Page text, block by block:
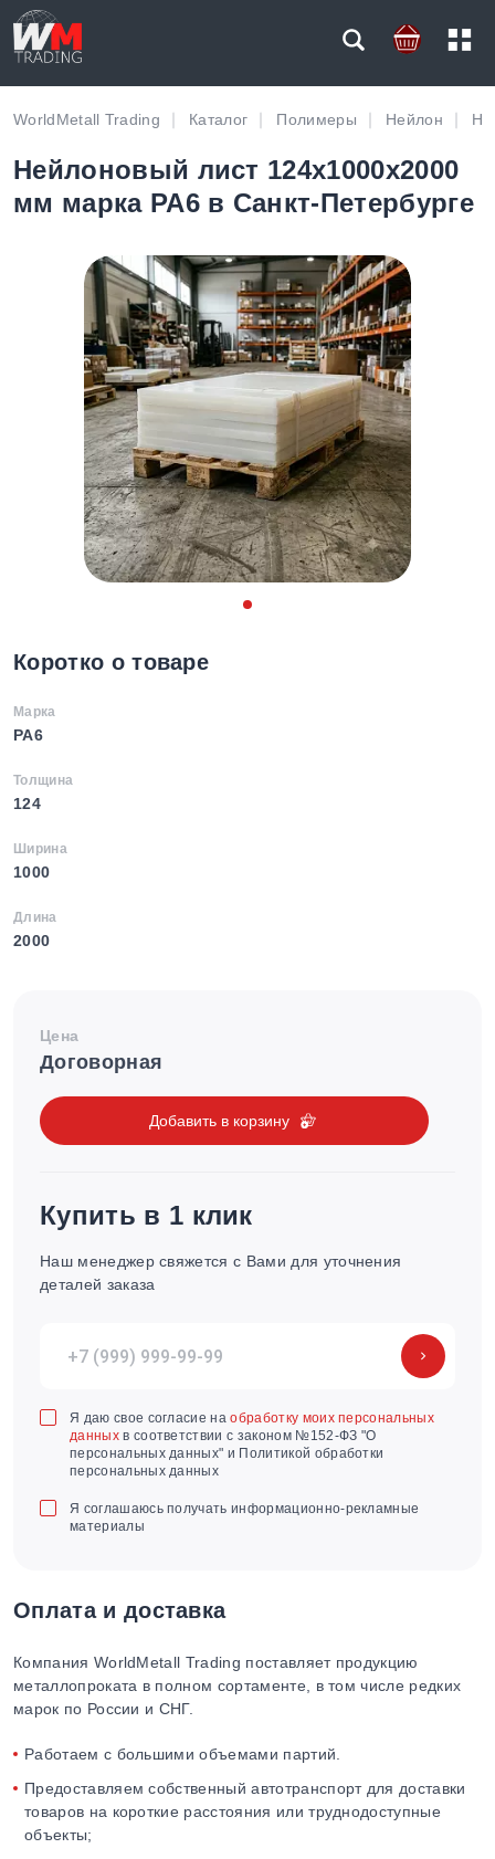
WorldMetall Trading Каталог Полимеры Нейлон
Нейлоновый лист 124х1000х2000
мм марка PA6 в Санкт-Петербурге
Коротко о товаре
Марка
PA6
Толщина
124
Ширина
1000
Длина
2000
Цена
Договорная
Добавить в корзину
Купить в 1 клик
Наш менеджер свяжется с Вами для уточнения
деталей заказа
Я даю свое согласие наобработку моих персональных
данныхв соответствии с законом №152-ФЗ "О
персональных данных" и Политикой обработки
персональных данных
Я соглашаюсь получать информационно-рекламные
материалы
Оплата и доставка
Компания WorldMetall Trading поставляет продукцию
металлопроката в полном сортаменте, в том числе редких
марок по России и СНГ.
Работаем с большими объемами партий.
Предоставляем собственный автотранспорт для доставки
товаров на короткие расстояния или труднодоступные
объекты;